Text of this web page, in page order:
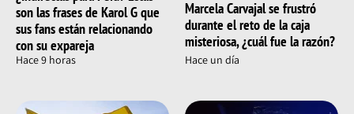
son las frases de Karol G que
sus fans están relacionando
con su expareja
Hace 9 horas
Marcela Carvajal se frustró
durante el reto de la caja
misteriosa, ¿cuál fue la razón?
Hace un día